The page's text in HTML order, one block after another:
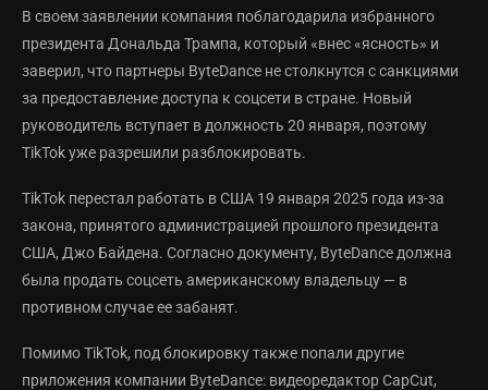
В своем заявлении компания поблагодарила избранного
президента Дональда Трампа, который «внес «ясность» и
заверил, что партнеры ByteDance не столкнутся с санкциями
за предоставление доступа к соцсети в стране. Новый
руководитель вступает в должность 20 января, поэтому
TikTok уже разрешили разблокировать.
TikTok перестал работать в США 19 января 2025 года из-за
закона, принятого администрацией прошлого президента
США, Джо Байдена. Согласно документу, ByteDance должна
была продать соцсеть американскому владельцу — в
противном случае ее забанят.
Помимо TikTok, под блокировку также попали другие
приложения компании ByteDance: видеоредактор CapCut,